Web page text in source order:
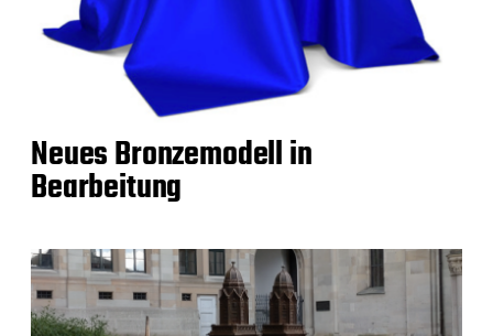
Neues Bronzemodell in
Bearbeitung